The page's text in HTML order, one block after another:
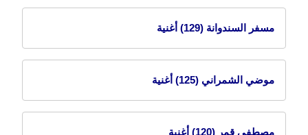
مسفر السندوانة (129) أغنية
موضي الشمراني (125) أغنية
مصطفى قمر (120) أغنية